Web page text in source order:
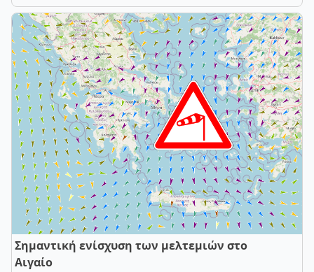
Σημαντική ενίσχυση των μελτεμιών στο
Αιγαίο